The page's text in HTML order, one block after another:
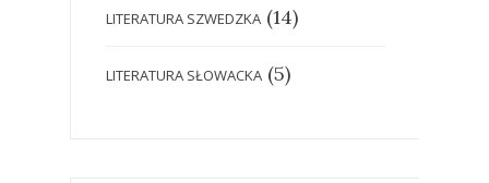
LITERATURA SZWEDZKA (14)
LITERATURA SŁOWACKA (5)